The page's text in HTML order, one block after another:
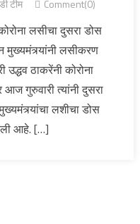
टीम Comment(0)
लसीचा दुसरा डोस
लसीकरण
ठाकरेंनी कोरोना
आज गुरुवारी त्यांनी दुसरा
लशीचा डोस
आहे. […]